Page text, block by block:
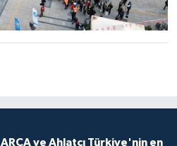
ARCA ve Ahlatcı Türkiye'nin en